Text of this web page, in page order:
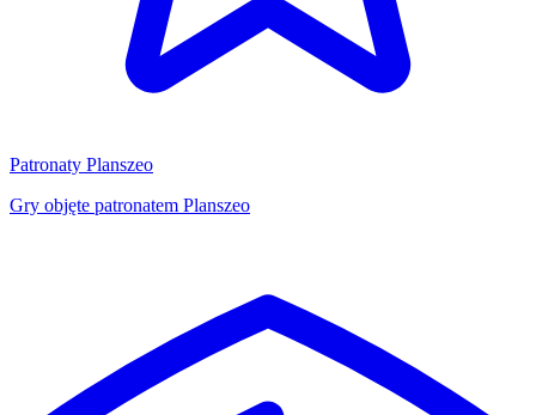
Patronaty Planszeo
Gry objęte patronatem Planszeo